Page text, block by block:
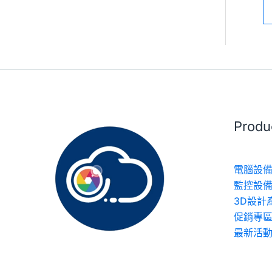
電腦設
監控設
3D設計
促銷專區
最新活動